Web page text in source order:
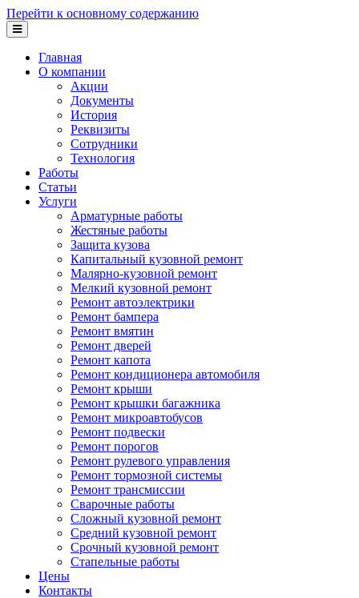
Перейти к основному содержанию
Главная
О компании
Акции
Документы
История
Реквизиты
Сотрудники
Технология
Работы
Статьи
Услуги
Арматурные работы
Жестяные работы
Защита кузова
Капитальный кузовной ремонт
Малярно-кузовной ремонт
Мелкий кузовной ремонт
Ремонт автоэлектрики
Ремонт бампера
Ремонт вмятин
Ремонт дверей
Ремонт капота
Ремонт кондиционера автомобиля
Ремонт крыши
Ремонт крышки багажника
Ремонт микроавтобусов
Ремонт подвески
Ремонт порогов
Ремонт рулевого управления
Ремонт тормозной системы
Ремонт трансмиссии
Сварочные работы
Сложный кузовной ремонт
Средний кузовной ремонт
Срочный кузовной ремонт
Стапельные работы
Цены
Контакты